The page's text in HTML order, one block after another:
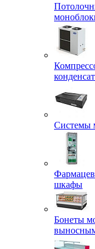
Системы
шкафы
Бонеты